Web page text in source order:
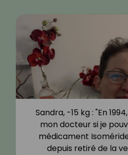
-15 kg : "En 1994, j’ai demandé à
si je pouvais prendre le
Isoméride (coupe- faim
retiré de la vente), je l’ai…"